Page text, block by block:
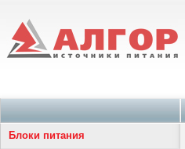
Блоки питания